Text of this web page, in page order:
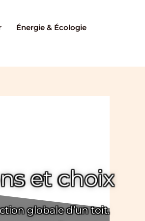
Énergie & Écologie
et choix
globale d’un toit.